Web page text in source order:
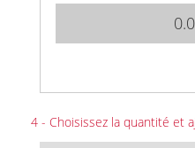
4 - Choisissez la quantité et